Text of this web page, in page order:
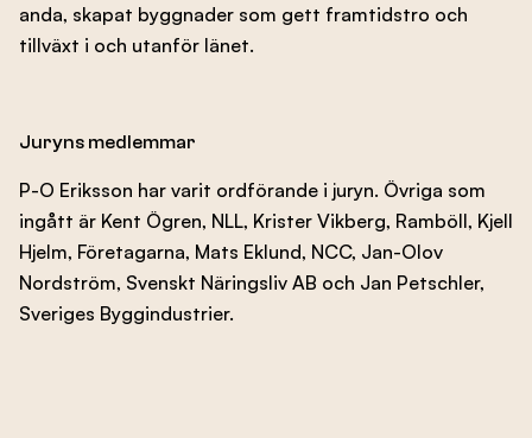
anda, skapat byggnader som gett framtidstro och
tillväxt i och utanför länet.
Juryns medlemmar
P-O Eriksson har varit ordförande i juryn. Övriga som
ingått är Kent Ögren, NLL, Krister Vikberg, Ramböll, Kjell
Hjelm, Företagarna, Mats Eklund, NCC, Jan-Olov
Nordström, Svenskt Näringsliv AB och Jan Petschler,
Sveriges Byggindustrier.